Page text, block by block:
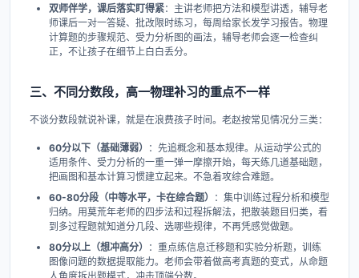
双师伴学，课后落实盯得紧：主讲老师把方法和模型讲透，辅导老
师课后一对一答疑、批改限时练习，每周给家长发学习报告。物理
计算题的步骤规范、受力分析图的画法，辅导老师会逐一检查纠
正，不让孩子在细节上白白丢分。
三、不同分数段，高一物理补习的重点不一样
不谈分数段就说补课，就是在浪费孩子时间。老赵按常见情况分三类：
60分以下（基础薄弱）
：先追概念和基本规律。从运动学公式的
适用条件、受力分析的一重一弹一摩擦开始，每天练几道基础题，
把画图和基本计算习惯建立起来。不急着攻综合难题。
60-80分段（中等水平，卡在综合题）
：集中训练过程分析和模型
归纳。用莫荒年老师的四步法和过程拆解法，把散装题目归类，看
到多过程题就知道分几段、选哪些规律，不再凭感觉做题。
80分以上（想冲高分）
：重点练信息迁移题和实验分析题，训练
图像问题的数据提取能力。老师会带着做高考真题的变式，从命题